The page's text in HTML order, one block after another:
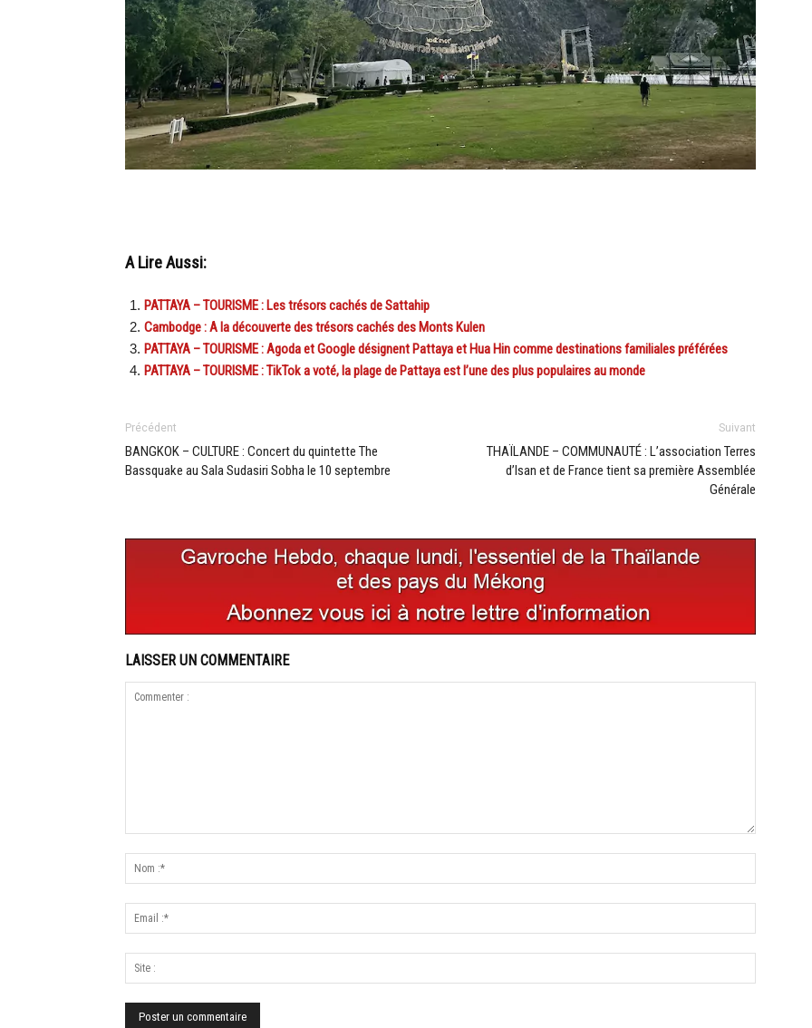
A Lire Aussi:
PATTAYA – TOURISME : Les trésors cachés de Sattahip
Cambodge : A la découverte des trésors cachés des Monts Kulen
PATTAYA – TOURISME : Agoda et Google désignent Pattaya et Hua Hin comme destinations familiales préférées
PATTAYA – TOURISME : TikTok a voté, la plage de Pattaya est l’une des plus populaires au monde
Précédent
BANGKOK – CULTURE : Concert du quintette The
Bassquake au Sala Sudasiri Sobha le 10 septembre
Suivant
THAÏLANDE – COMMUNAUTÉ : L’association Terres
d’Isan et de France tient sa première Assemblée
Générale
LAISSER UN COMMENTAIRE